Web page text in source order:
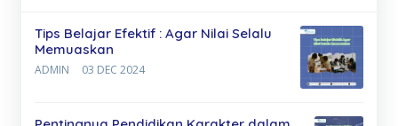
Tips Belajar Efektif : Agar Nilai Selalu
Memuaskan
ADMIN 03 DEC 2024